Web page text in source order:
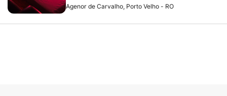
Agenor de Carvalho, Porto Velho - RO